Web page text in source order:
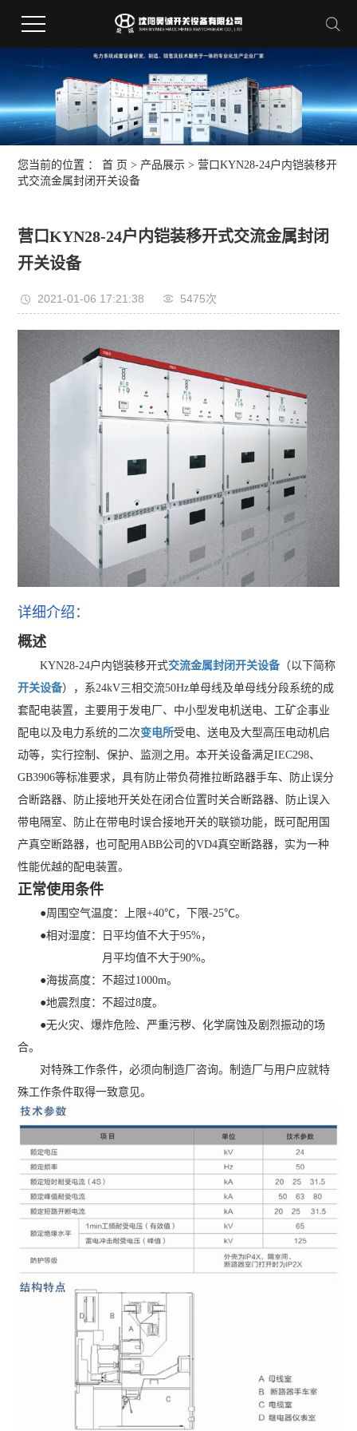
您当前的位置 ：首 页 > 产品展示 > 营口KYN28-24户内铠装移开
式交流金属封闭开关设备
营口KYN28-24户内铠装移开式交流金属封闭
开关设备
2021-01-06 17:21:38 5475次
详细介绍：
概述
KYN28-24户内铠装移开式交流金属封闭开关设备（以下简称
开关设备），系24kV三相交流50Hz单母线及单母线分段系统的成
套配电装置，主要用于发电厂、中小型发电机送电、工矿企事业
配电以及电力系统的二次变电所受电、送电及大型高压电动机启
动等，实行控制、保护、监测之用。本开关设备满足IEC298、
GB3906等标准要求，具有防止带负荷推拉断路器手车、防止误分
合断路器、防止接地开关处在闭合位置时关合断路器、防止误入
带电隔室、防止在带电时误合接地开关的联锁功能，既可配用国
产真空断路器，也可配用ABB公司的VD4真空断路器，实为一种
性能优越的配电装置。
正常使用条件
●周围空气温度：上限+40℃，下限-25℃。
●相对湿度：日平均值不大于95%，
月平均值不大于90%。
●海拔高度：不超过1000m。
●地震烈度：不超过8度。
●无火灾、爆炸危险、严重污秽、化学腐蚀及剧烈振动的场
合。
对特殊工作条件，必须向制造厂咨询。制造厂与用户应就特
殊工作条件取得一致意见。